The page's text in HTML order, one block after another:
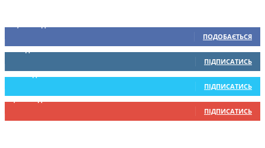
ПОДОБАЄТЬСЯ
0 Підписників
ПІДПИСАТИСЬ
234 Підписників
ПІДПИСАТИСЬ
9,370 Підписників
ПІДПИСАТИСЬ